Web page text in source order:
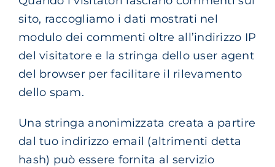
sito, raccogliamo i dati mostrati nel
modulo dei commenti oltre all’indirizzo IP
del visitatore e la stringa dello user agent
del browser per facilitare il rilevamento
dello spam.
Una stringa anonimizzata creata a partire
dal tuo indirizzo email (altrimenti detta
hash) può essere fornita al servizio